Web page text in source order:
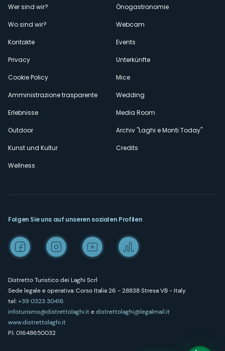
Menù
secondario
Wer sind wir?
Wo sind wir?
Kontakte
Privacy
Cookie Policy
Amministrazione trasparente
Erlebnisse
Outdoor
Kunst und Kultur
Wellness
Önogastronomie
Webcam
Events
Unterkünfte
Mice
Wedding
Media Room
Archiv "Laghi e Monti Today"
Credits
Distretto Turistico dei Laghi Scrl
Sede legale e operativa: Corso Italia 26 - 28838 Stresa VB - Italy
tel:+39 0323 30416
infoturismo@distrettolaghi.itedistrettolaghi@legalmail.it
www.distrettolaghi.it
P.I. 01648650032
Folgen Sie uns auf unseren sozialen Profilen